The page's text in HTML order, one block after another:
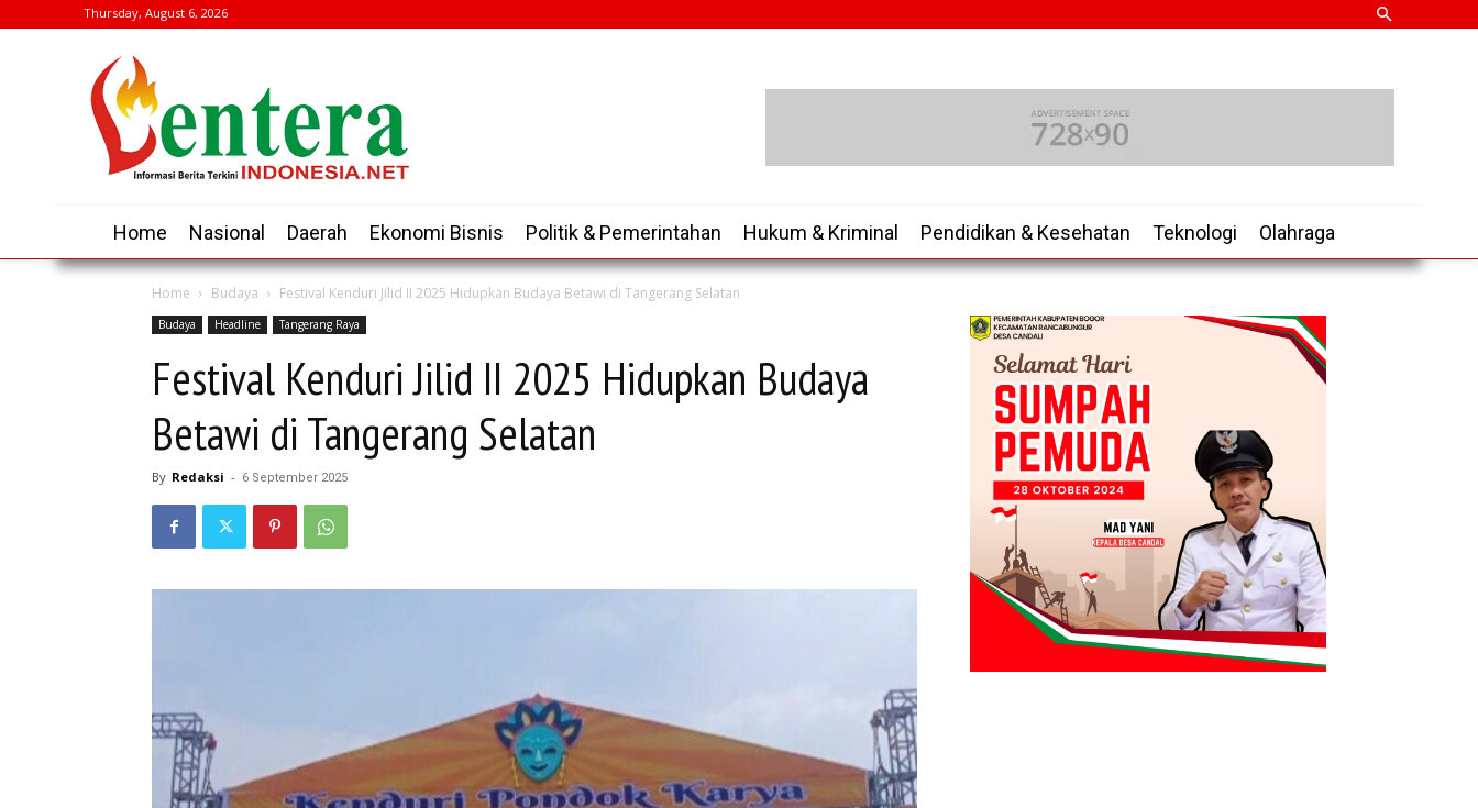
Thursday, August 6, 2026
Home Nasional Daerah Ekonomi Bisnis Politik & Pemerintahan Hukum & Kriminal Pendidikan & Kesehatan Teknologi Olahraga
Home Budaya Festival Kenduri Jilid II 2025 Hidupkan Budaya Betawi di Tangerang Selatan
Budaya Headline Tangerang Raya
Festival Kenduri Jilid II 2025 Hidupkan Budaya
Betawi di Tangerang Selatan
By Redaksi - 6 September 2025